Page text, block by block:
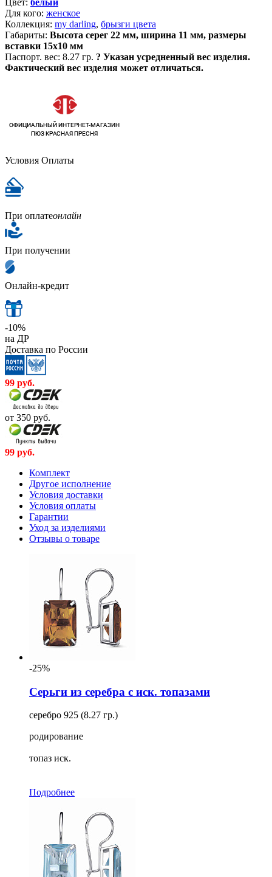
Цвет: белый
Для кого: женское
Коллекция: my darling, брызги цвета
Габариты: Высота серег 22 мм, ширина 11 мм, размеры
вставки 15х10 мм
Паспорт. вес: 8.27 гр. ? Указан усредненный вес изделия.
Фактический вес изделия может отличаться.
Условия Оплаты
При оплатеонлайн
При получении
Онлайн-кредит
-10%
на ДР
Доставка по России
99 руб.
от 350 руб.
99 руб.
Комплект
Другое исполнение
Условия доставки
Условия оплаты
Гарантии
Уход за изделиями
Отзывы о товаре
-25%
Серьги из серебра с иск. топазами
серебро 925 (8.27 гр.)
родирование
топаз иск.
Подробнее